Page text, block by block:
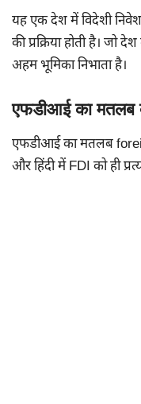
यह एक देश में विदेशी
की प्रक्रिया होती है। जो
अहम भूमिका निभाता है।
एफडीआई का मतलब
एफडीआई का मतलब
और हिंदी में FDI को ही